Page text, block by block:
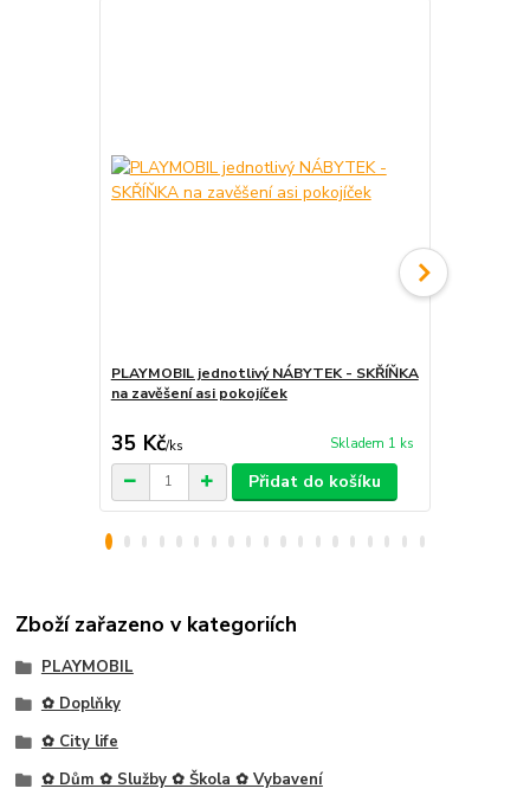
PLAYMOBIL jednotlivý NÁBYTEK - SKŘÍŇKA
na zavěšení asi pokojíček
35 Kč/ks Skladem 1 ks
Přidat do košíku
Zboží zařazeno v kategoriích
PLAYMOBIL
✿ Doplňky
✿ City life
✿ Dům ✿ Služby ✿ Škola ✿ Vybavení